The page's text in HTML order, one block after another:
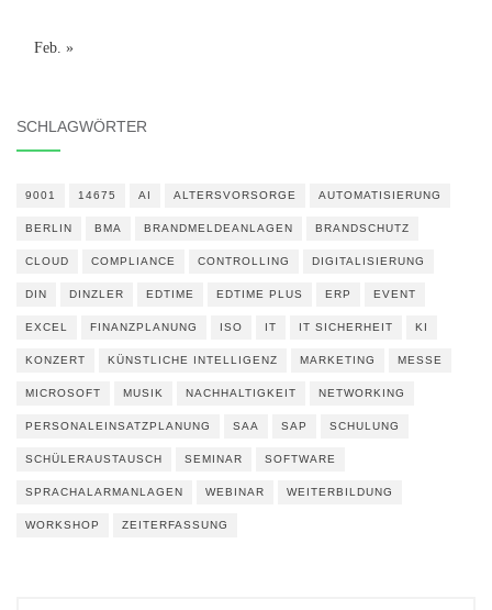
Feb. »
SCHLAGWÖRTER
9001 14675 AI ALTERSVORSORGE AUTOMATISIERUNG
BERLIN BMA BRANDMELDEANLAGEN BRANDSCHUTZ
CLOUD COMPLIANCE CONTROLLING DIGITALISIERUNG
DIN DINZLER EDTIME EDTIME PLUS ERP EVENT
EXCEL FINANZPLANUNG ISO IT IT SICHERHEIT KI
KONZERT KÜNSTLICHE INTELLIGENZ MARKETING MESSE
MICROSOFT MUSIK NACHHALTIGKEIT NETWORKING
PERSONALEINSATZPLANUNG SAA SAP SCHULUNG
SCHÜLERAUSTAUSCH SEMINAR SOFTWARE
SPRACHALARMANLAGEN WEBINAR WEITERBILDUNG
WORKSHOP ZEITERFASSUNG